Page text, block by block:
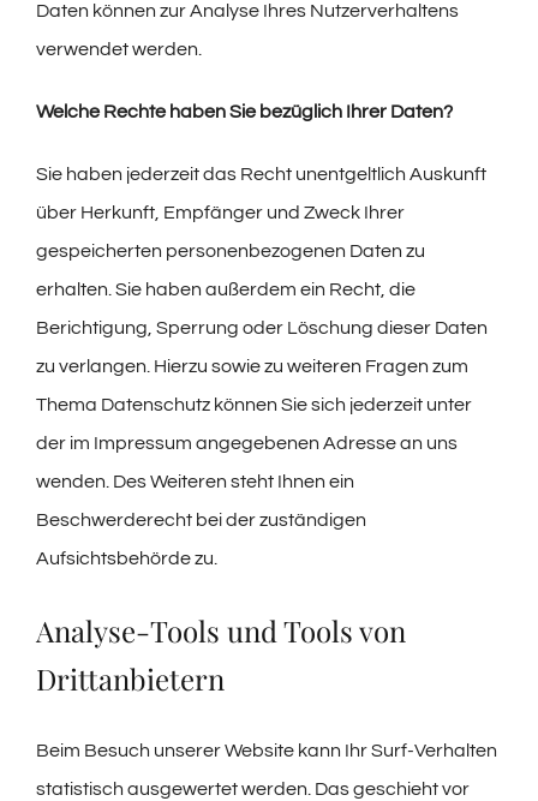
Daten können zur Analyse Ihres Nutzerverhaltens
verwendet werden.
Welche Rechte haben Sie bezüglich Ihrer Daten?
Sie haben jederzeit das Recht unentgeltlich Auskunft
über Herkunft, Empfänger und Zweck Ihrer
gespeicherten personenbezogenen Daten zu
erhalten. Sie haben außerdem ein Recht, die
Berichtigung, Sperrung oder Löschung dieser Daten
zu verlangen. Hierzu sowie zu weiteren Fragen zum
Thema Datenschutz können Sie sich jederzeit unter
der im Impressum angegebenen Adresse an uns
wenden. Des Weiteren steht Ihnen ein
Beschwerderecht bei der zuständigen
Aufsichtsbehörde zu.
Analyse-Tools und Tools von
Drittanbietern
Beim Besuch unserer Website kann Ihr Surf-Verhalten
statistisch ausgewertet werden. Das geschieht vor